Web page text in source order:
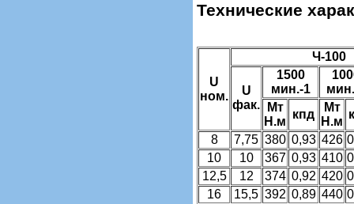
Технические
U
ном.
Ч-100
U
фак.
1500
мин.-1
Мт
Н.м
кпд
Мт
Н.м
8
7,75 380 0,93 426
10
10 367 0,93 410
12,5
12 374 0,92 420
16
15,5 392 0,89 440